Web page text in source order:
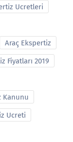
Ucretleri
Araç Ekspertiz
Fiyatları 2019
Kanunu
Ucreti